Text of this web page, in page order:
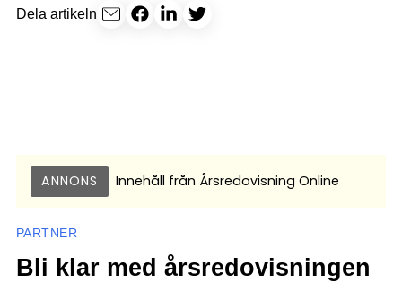
Dela artikeln
ANNONS Innehåll från Årsredovisning Online
PARTNER
Bli klar med årsredovisningen